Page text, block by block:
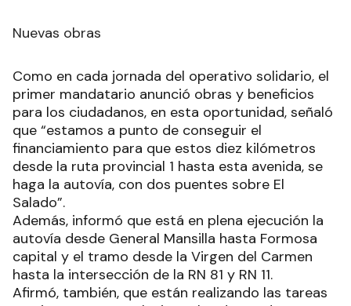
Nuevas obras
Como en cada jornada del operativo solidario, el
primer mandatario anunció obras y beneficios
para los ciudadanos, en esta oportunidad, señaló
que “estamos a punto de conseguir el
financiamiento para que estos diez kilómetros
desde la ruta provincial 1 hasta esta avenida, se
haga la autovía, con dos puentes sobre El
Salado”.
Además, informó que está en plena ejecución la
autovía desde General Mansilla hasta Formosa
capital y el tramo desde la Virgen del Carmen
hasta la intersección de la RN 81 y RN 11.
Afirmó, también, que están realizando las tareas